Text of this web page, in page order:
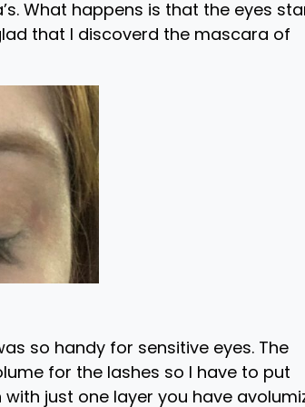
What happens is that the eyes
that I discoverd the mascara of
so handy for sensitive eyes. The
for the lashes so I have to put
just one layer you have